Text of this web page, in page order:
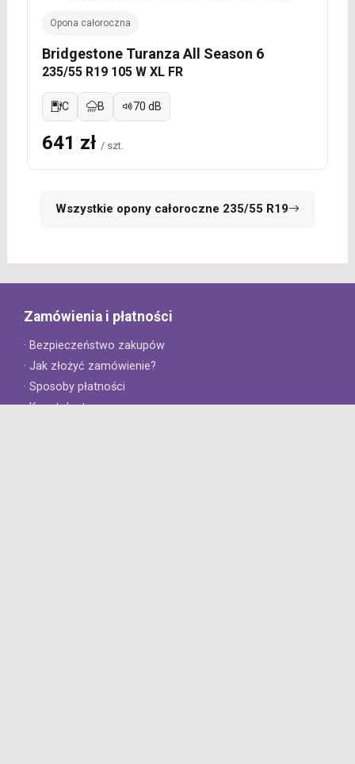
Opona całoroczna
Bridgestone Turanza All Season 6
235/55 R19 105 W XL FR
C B 70 dB
641 zł / szt.
Wszystkie opony całoroczne 235/55 R19
Zamówienia i płatności
· Bezpieczeństwo zakupów
· Jak złożyć zamówienie?
· Sposoby płatności
· Koszt dostawy